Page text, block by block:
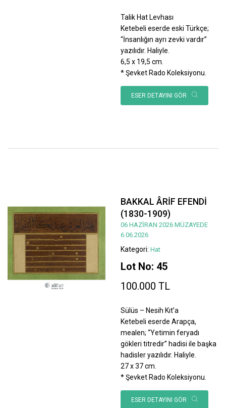
Talik Hat Levhası
Ketebeli eserde eski Türkçe;
“İnsanlığın ayrı zevki vardır”
yazılıdır. Haliyle.
6,5 x 19,5 cm.
* Şevket Rado Koleksiyonu.
ESER DETAYINI GÖR
BAKKAL ÂRİF EFENDİ
(1830-1909)
06 HAZİRAN 2026 MÜZAYEDE
6.06.2026
Kategori: Hat
Lot No: 45
100.000 TL
Sülüs – Nesih Kıt’a
Ketebeli eserde Arapça,
mealen; “Yetimin feryadı
gökleri titredir” hadisi ile başka
hadisler yazılıdır. Haliyle.
27 x 37 cm.
* Şevket Rado Koleksiyonu.
ESER DETAYINI GÖR